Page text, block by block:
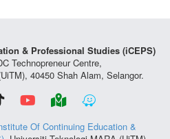
& Professional Studies (iCEPS)
Technopreneur Centre,
40450 Shah Alam, Selangor.
Of Continuing Education &